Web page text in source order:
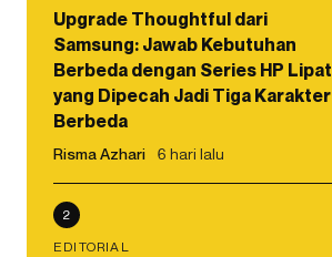
Upgrade Thoughtful dari
Samsung: Jawab Kebutuhan
Berbeda dengan Series HP Lipat
yang Dipecah Jadi Tiga Karakter
Berbeda
Risma Azhari 6 hari lalu
2
EDITORIAL